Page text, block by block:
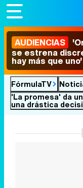
AUDIENCIAS
se estrena
hay más que uno'
FórmulaTV
'La promesa' da
una drástica